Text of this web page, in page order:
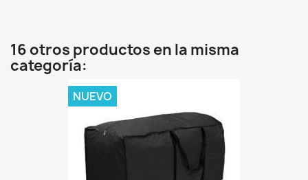
16 otros productos en la misma
categoría:
NUEVO